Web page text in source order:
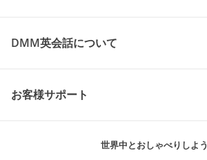
DMM英会話について
お客様サポート
世界中とおしゃべりしよう